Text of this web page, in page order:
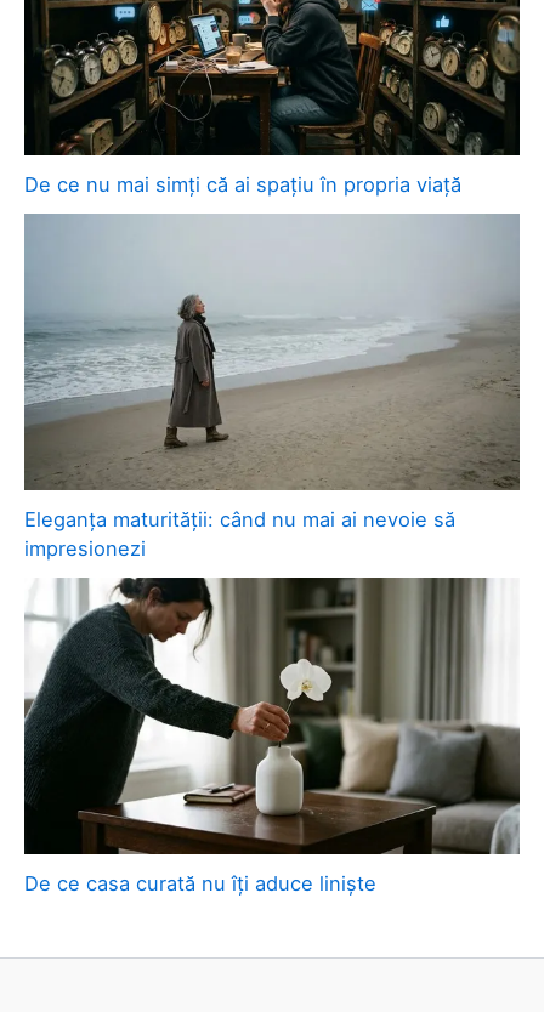
De ce nu mai simți că ai spațiu în propria viață
Eleganța maturității: când nu mai ai nevoie să
impresionezi
De ce casa curată nu îți aduce liniște